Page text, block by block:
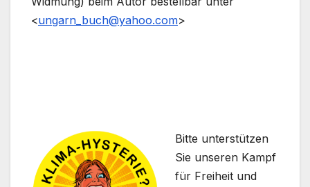
<ungarn_buch@yahoo.com>
Bitte unterstützen
Sie unseren Kampf
für Freiheit und